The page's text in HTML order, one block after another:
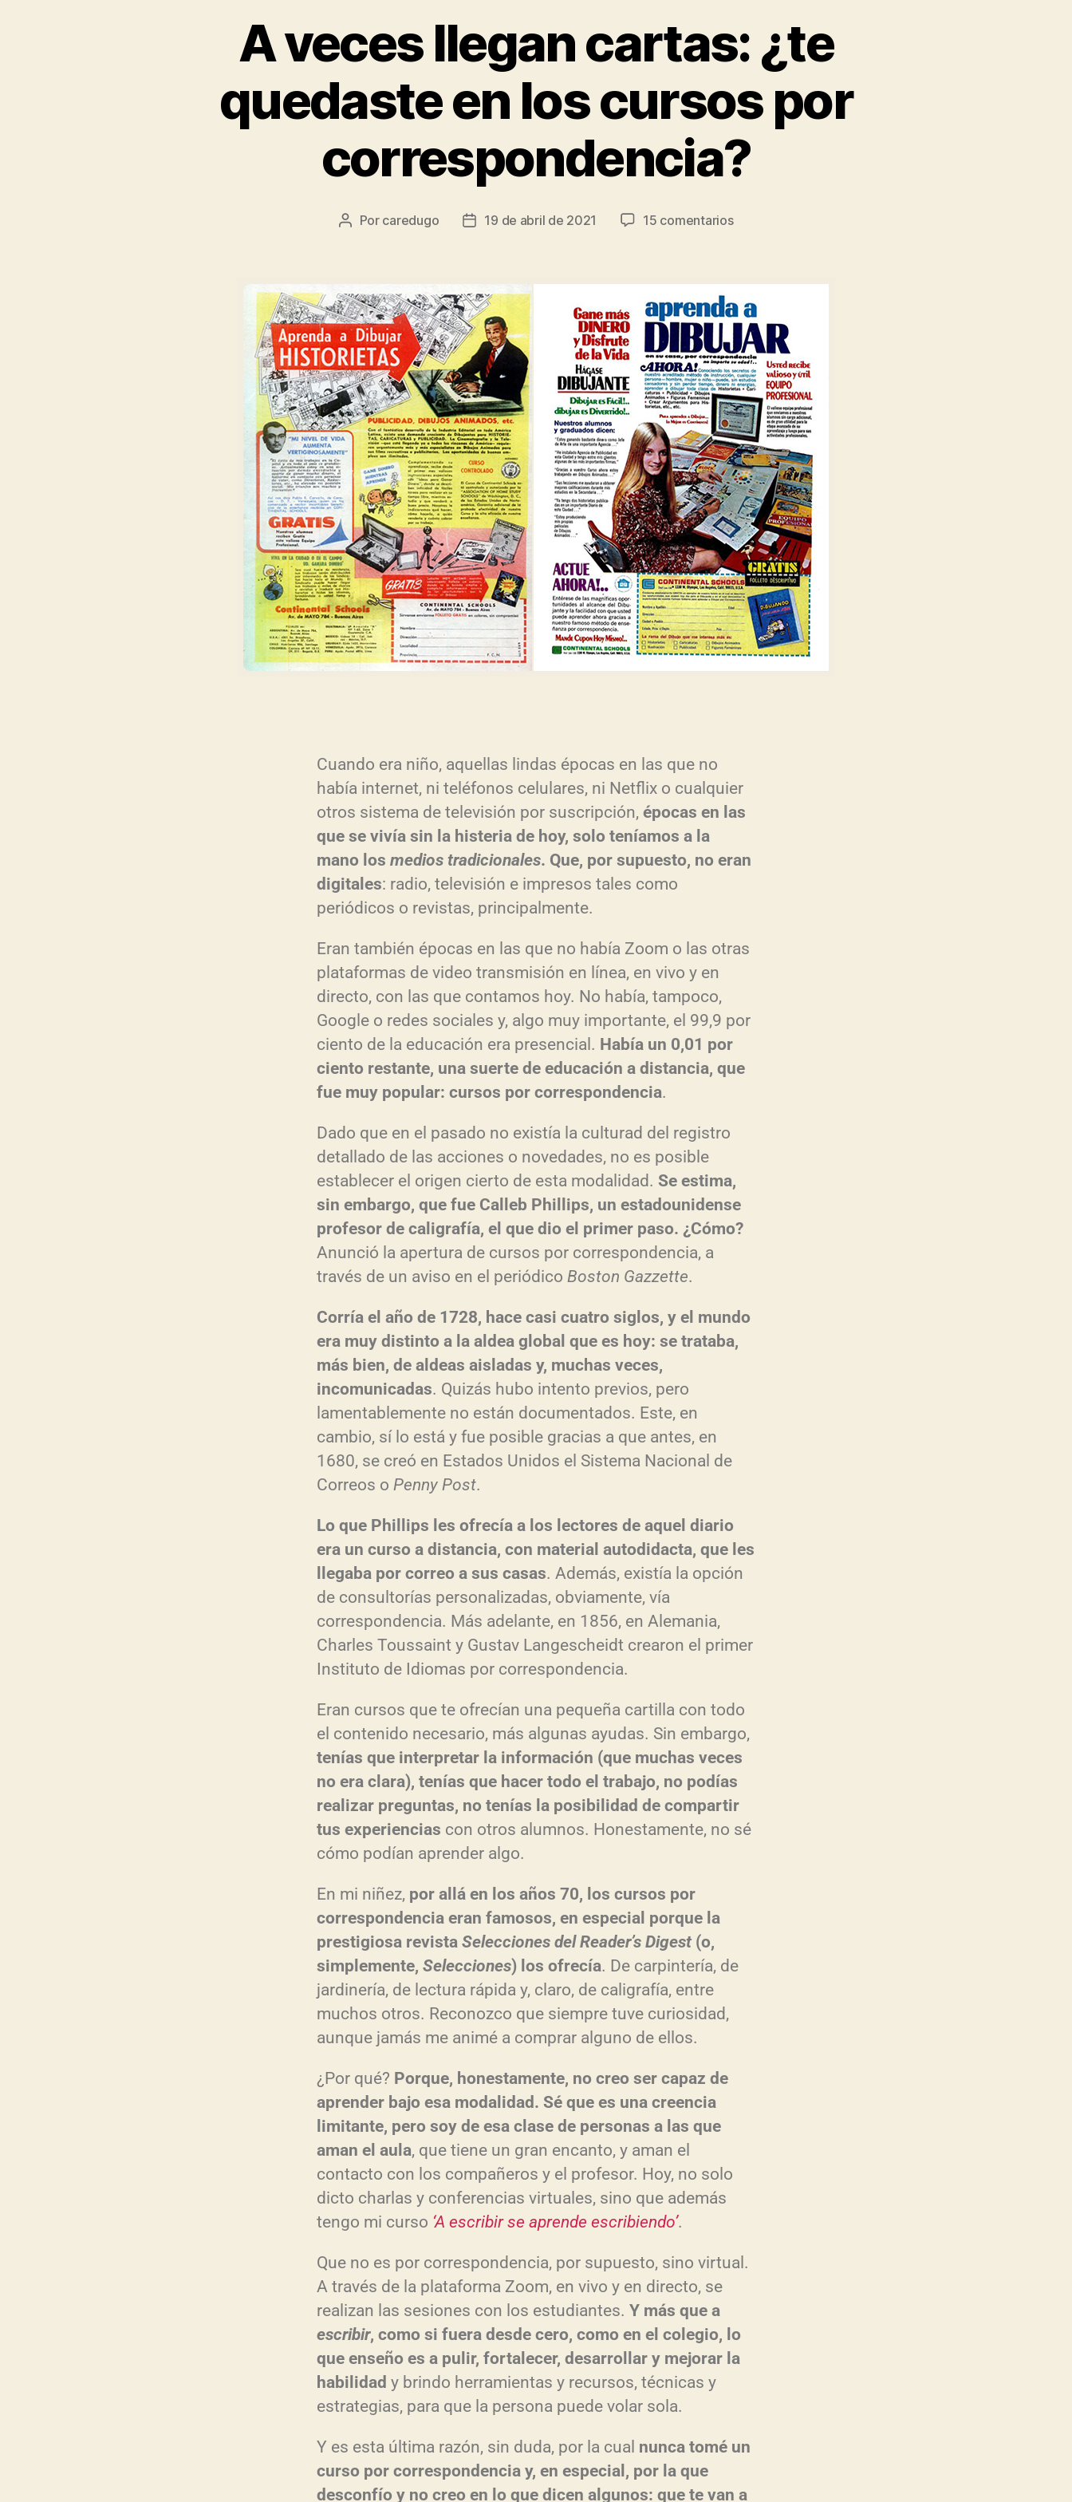
A veces llegan cartas: ¿te
quedaste en los cursos por
correspondencia?
Por caredugo 19 de abril de 2021 15 comentarios
Cuando era niño, aquellas lindas épocas en las que no
había internet, ni teléfonos celulares, ni Netflix o cualquier
otros sistema de televisión por suscripción, épocas en las
que se vivía sin la histeria de hoy, solo teníamos a la
mano los medios tradicionales. Que, por supuesto, no eran
digitales: radio, televisión e impresos tales como
periódicos o revistas, principalmente.
Eran también épocas en las que no había Zoom o las otras
plataformas de video transmisión en línea, en vivo y en
directo, con las que contamos hoy. No había, tampoco,
Google o redes sociales y, algo muy importante, el 99,9 por
ciento de la educación era presencial. Había un 0,01 por
ciento restante, una suerte de educación a distancia, que
fue muy popular: cursos por correspondencia.
Dado que en el pasado no existía la culturad del registro
detallado de las acciones o novedades, no es posible
establecer el origen cierto de esta modalidad. Se estima,
sin embargo, que fue Calleb Phillips, un estadounidense
profesor de caligrafía, el que dio el primer paso. ¿Cómo?
Anunció la apertura de cursos por correspondencia, a
través de un aviso en el periódico Boston Gazzette.
Corría el año de 1728, hace casi cuatro siglos, y el mundo
era muy distinto a la aldea global que es hoy: se trataba,
más bien, de aldeas aisladas y, muchas veces,
incomunicadas. Quizás hubo intento previos, pero
lamentablemente no están documentados. Este, en
cambio, sí lo está y fue posible gracias a que antes, en
1680, se creó en Estados Unidos el Sistema Nacional de
Correos o Penny Post.
Lo que Phillips les ofrecía a los lectores de aquel diario
era un curso a distancia, con material autodidacta, que les
llegaba por correo a sus casas. Además, existía la opción
de consultorías personalizadas, obviamente, vía
correspondencia. Más adelante, en 1856, en Alemania,
Charles Toussaint y Gustav Langescheidt crearon el primer
Instituto de Idiomas por correspondencia.
Eran cursos que te ofrecían una pequeña cartilla con todo
el contenido necesario, más algunas ayudas. Sin embargo,
tenías que interpretar la información (que muchas veces
no era clara), tenías que hacer todo el trabajo, no podías
realizar preguntas, no tenías la posibilidad de compartir
tus experiencias con otros alumnos. Honestamente, no sé
cómo podían aprender algo.
En mi niñez, por allá en los años 70, los cursos por
correspondencia eran famosos, en especial porque la
prestigiosa revista Selecciones del Reader’s Digest (o,
simplemente, Selecciones) los ofrecía. De carpintería, de
jardinería, de lectura rápida y, claro, de caligrafía, entre
muchos otros. Reconozco que siempre tuve curiosidad,
aunque jamás me animé a comprar alguno de ellos.
¿Por qué? Porque, honestamente, no creo ser capaz de
aprender bajo esa modalidad. Sé que es una creencia
limitante, pero soy de esa clase de personas a las que
aman el aula, que tiene un gran encanto, y aman el
contacto con los compañeros y el profesor. Hoy, no solo
dicto charlas y conferencias virtuales, sino que además
tengo mi curso ‘A escribir se aprende escribiendo’.
Que no es por correspondencia, por supuesto, sino virtual.
A través de la plataforma Zoom, en vivo y en directo, se
realizan las sesiones con los estudiantes. Y más que a
escribir, como si fuera desde cero, como en el colegio, lo
que enseño es a pulir, fortalecer, desarrollar y mejorar la
habilidad y brindo herramientas y recursos, técnicas y
estrategias, para que la persona puede volar sola.
Y es esta última razón, sin duda, por la cual nunca tomé un
curso por correspondencia y, en especial, por la que
desconfío y no creo en lo que dicen algunos: que te van a